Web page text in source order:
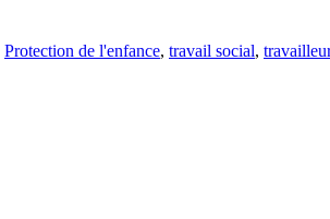
Protection de l'enfance, travail social,